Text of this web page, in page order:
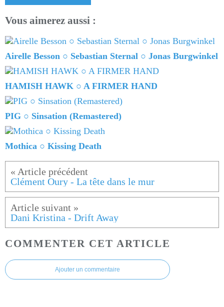
Vous aimerez aussi :
Airelle Besson ○ Sebastian Sternal ○ Jonas Burgwinkel
HAMISH HAWK ○ A FIRMER HAND
PIG ○ Sinsation (Remastered)
Mothica ○ Kissing Death
Clément Oury - La tête dans le mur
Dani Kristina - Drift Away
COMMENTER CET ARTICLE
Ajouter un commentaire